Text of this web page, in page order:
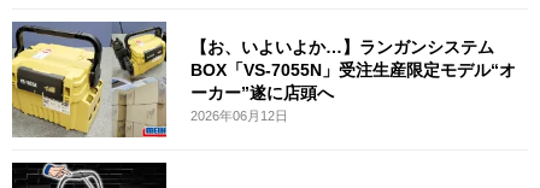
【お、いよいよか…】ランガンシステム
BOX「VS-7055N」受注生産限定モデル“オ
ーカー”遂に店頭へ
2026年06月12日